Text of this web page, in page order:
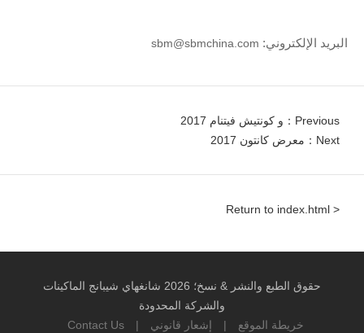
البريد الإلكتروني: sbm@sbmchina.com
Previous：و كونتيش فيتنام 2017
Next：معرض كانتون 2017
< Return to index.html
حقوق الطبع والنشر & نسخ؛ 2026 شانغهاي شيبانج الماكينات
والشركة المحدودة
خريطة الموقع
| إشعار قانوني |
Contact Us